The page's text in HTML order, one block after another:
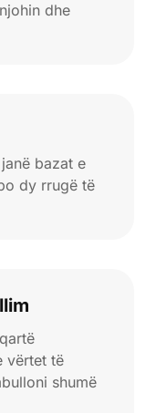
dhe
bazat e
dy rrugë të
vërtet të
shumë